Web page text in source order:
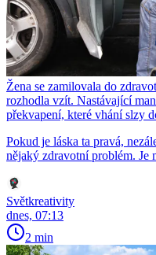
Žena se zamilovala do
rozhodla vzít. Nastávající
překvapení, které vhání slzy
Pokud je láska ta pravá,
nějaký zdravotní problém. Je
Světkreativity
dnes, 07:13
2 min